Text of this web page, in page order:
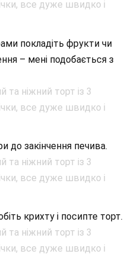
покладіть фрукти чи
– мені подобається з
до закінчення печива.
крихту і посипте торт.